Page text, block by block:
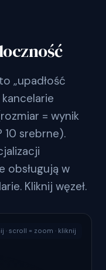
„upadłość
= wynik
10 srebrne).
obsługują w
Kliknij węzeł.
· scroll = zoom · kliknij